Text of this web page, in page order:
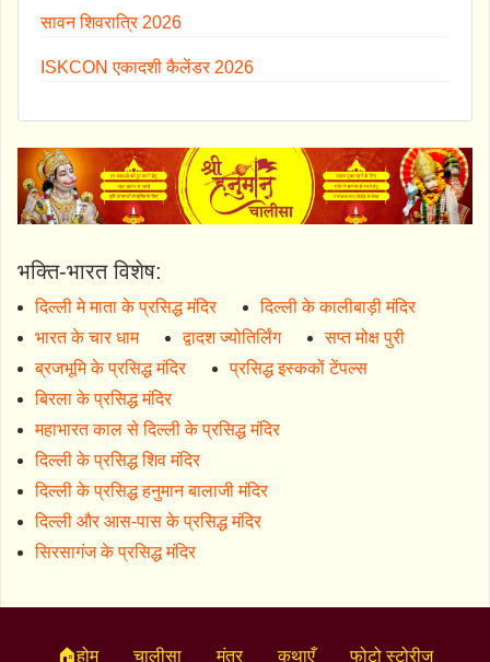
सावन शिवरात्रि 2026
ISKCON एकादशी कैलेंडर 2026
भक्ति-भारत विशेष:
दिल्ली मे माता के प्रसिद्ध मंदिर
दिल्ली के कालीबाड़ी मंदिर
भारत के चार धाम
द्वादश ज्योतिर्लिंग
सप्त मोक्ष पुरी
ब्रजभूमि के प्रसिद्ध मंदिर
प्रसिद्ध इस्ककों टेंपल्स
बिरला के प्रसिद्ध मंदिर
महाभारत काल से दिल्ली के प्रसिद्ध मंदिर
दिल्ली के प्रसिद्ध शिव मंदिर
दिल्ली के प्रसिद्ध हनुमान बालाजी मंदिर
दिल्ली और आस-पास के प्रसिद्ध मंदिर
सिरसागंज के प्रसिद्ध मंदिर
🏠होम चालीसा मंत्र कथाएँ फोटो स्टोरीज